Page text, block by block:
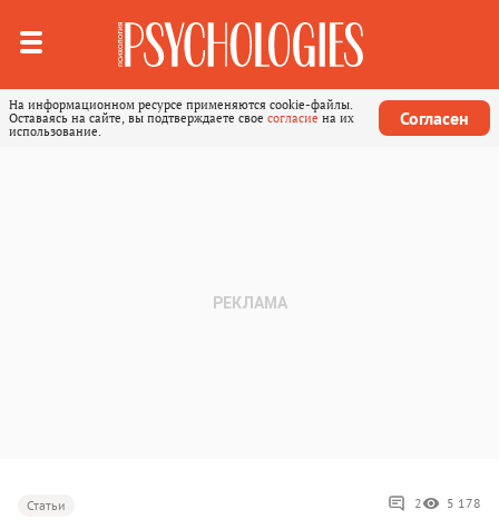
На информационном ресурсе применяются cookie-файлы.
Оставаясь на сайте, вы подтверждаете свое согласие на их
использование.
Согласен
Статьи 2 5 178